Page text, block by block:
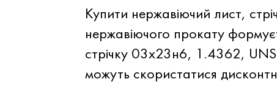
Купити нержавіючий лист,
нержавіючого прокату
стрічку 03х23н6, 1.4362,
можуть скористатися